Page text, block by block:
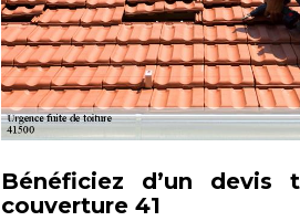
Bénéficiez d’un
couverture 41